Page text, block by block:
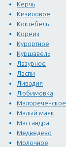
Керчь
Кизиловое
Коктебель
Кореиз
Курортное
Куршавель
Лазурное
Ласпи
Ливадия
Любимовка
Малореченское
Малый маяк
Массандра
Медведево
Молочное